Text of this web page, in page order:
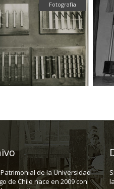
Fotografía
Patrimonial de la Universidad
de Chile nace en 2009 con